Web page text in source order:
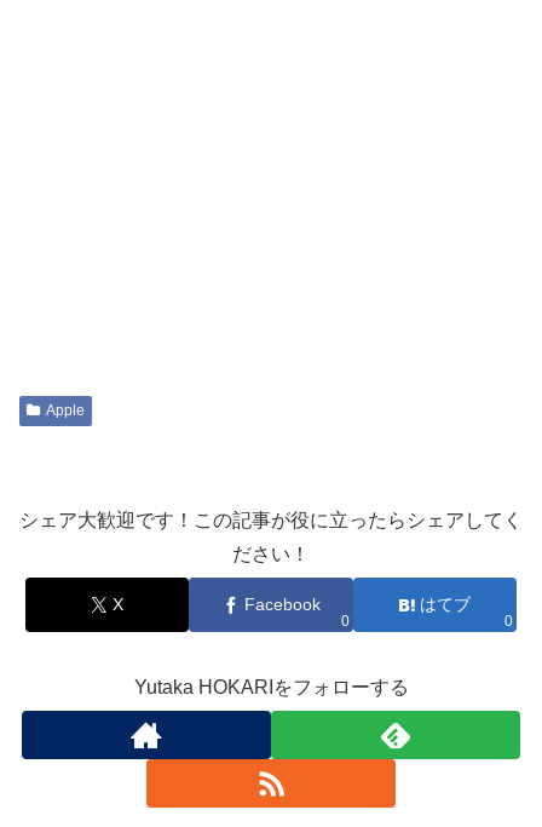
Apple
シェア大歓迎です！この記事が役に立ったらシェアしてく
ださい！
X Facebook
0
はてブ
0
Yutaka HOKARIをフォローする